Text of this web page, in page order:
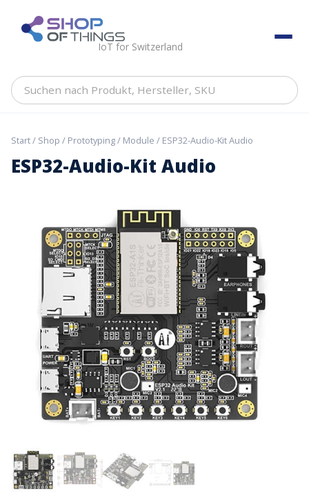
content ShopOfThings
IoT for Switzerland
Suchen
Hersteller,
Start/ Shop / Prototyping/ Module / ESP32-Audio-Kit Audio
ESP32-Audio-Kit Audio